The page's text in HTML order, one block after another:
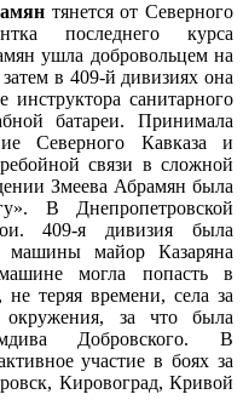
тянется от Северного
последнего курса
ушла добровольцем на
в 409-й дивизиях она
инструктора санитарного
батареи. Принимала
Северного Кавказа и
связи в сложной
Змеева Абрамян была
В Днепропетровской
409-я дивизия была
машины майор Казаряна
могла попасть в
теряя времени, села за
за что была
Добровского. В
участие в боях за
Кировоград, Кривой